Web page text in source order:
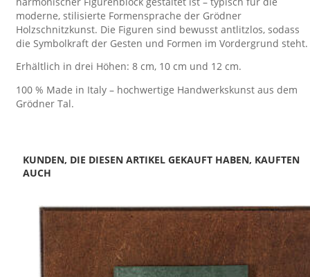
moderne, stilisierte Formensprache der Grödner
Holzschnitzkunst. Die Figuren sind bewusst antlitzlos, sodass
die Symbolkraft der Gesten und Formen im Vordergrund steht.
Erhältlich in drei Höhen: 8 cm, 10 cm und 12 cm.
100 % Made in Italy – hochwertige Handwerkskunst aus dem
Grödner Tal.
KUNDEN, DIE DIESEN ARTIKEL GEKAUFT HABEN, KAUFTEN
AUCH